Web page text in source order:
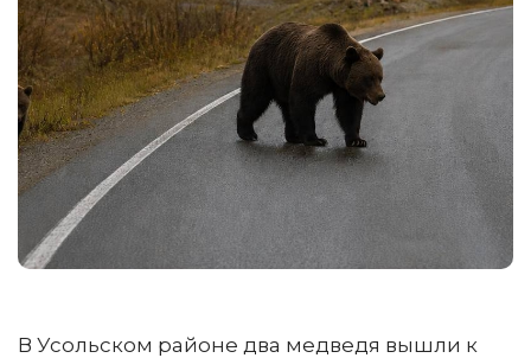
В Усольском районе два медведя вышли к